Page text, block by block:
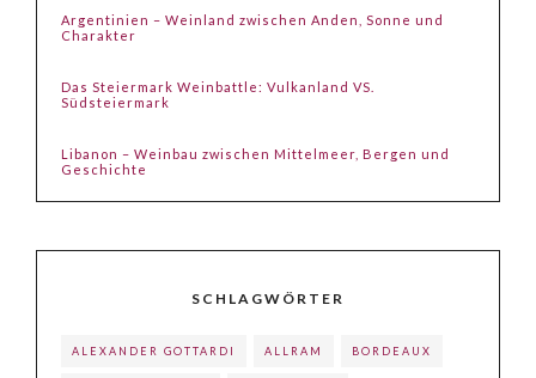
Argentinien – Weinland zwischen Anden, Sonne und
Charakter
Das Steiermark Weinbattle: Vulkanland VS.
Südsteiermark
Libanon – Weinbau zwischen Mittelmeer, Bergen und
Geschichte
SCHLAGWÖRTER
ALEXANDER GOTTARDI ALLRAM BORDEAUX